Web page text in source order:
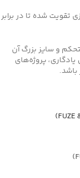
تقویت شده تا در برابر
و سایز بزرگ آن
پروژه‌های
باشد.